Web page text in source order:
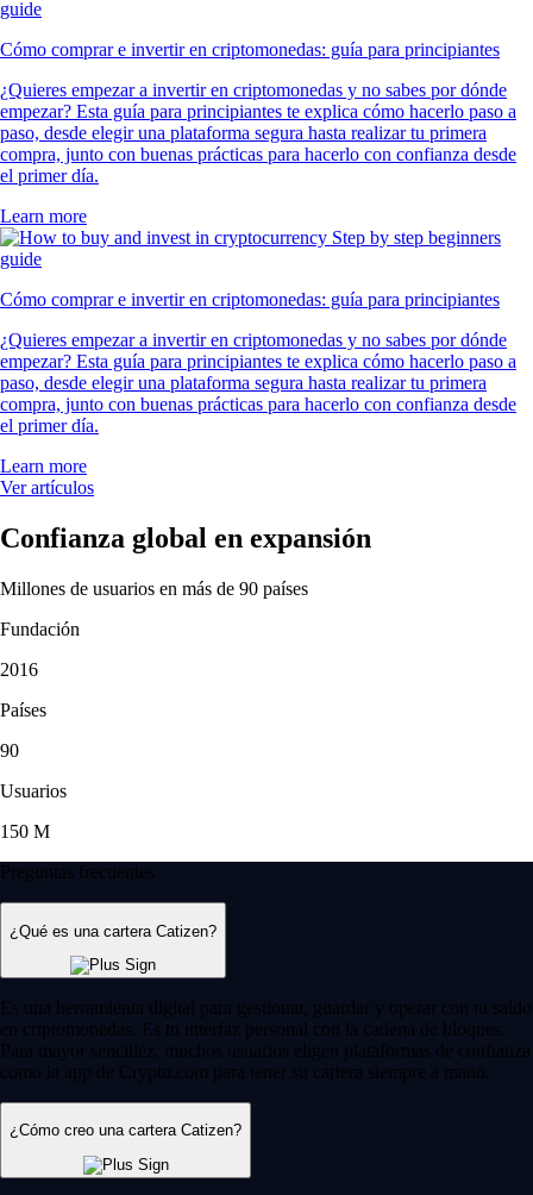
Cómo comprar e invertir en criptomonedas: guía para principiantes
¿Quieres empezar a invertir en criptomonedas y no sabes por dónde
empezar? Esta guía para principiantes te explica cómo hacerlo paso a
paso, desde elegir una plataforma segura hasta realizar tu primera
compra, junto con buenas prácticas para hacerlo con confianza desde
el primer día.
Learn more
Cómo comprar e invertir en criptomonedas: guía para principiantes
¿Quieres empezar a invertir en criptomonedas y no sabes por dónde
empezar? Esta guía para principiantes te explica cómo hacerlo paso a
paso, desde elegir una plataforma segura hasta realizar tu primera
compra, junto con buenas prácticas para hacerlo con confianza desde
el primer día.
Learn more
Ver artículos
Confianza global en expansión
Millones de usuarios en más de 90 países
Fundación
2016
Países
90
Usuarios
150 M
Preguntas frecuentes
¿Qué es una cartera Catizen?
Es una herramienta digital para gestionar, guardar y operar con tu saldo
en criptomonedas. Es tu interfaz personal con la cadena de bloques.
Para mayor sencillez, muchos usuarios eligen plataformas de confianza
como la app de Crypto.com para tener su cartera siempre a mano.
¿Cómo creo una cartera Catizen?